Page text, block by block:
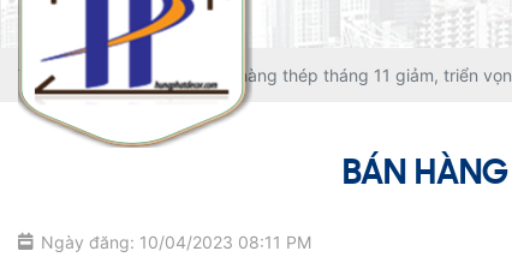
Trang chủ Bán hàng thép tháng 11 giảm, triển
BÁN
Ngày đăng: 10/04/2023 08:11 PM